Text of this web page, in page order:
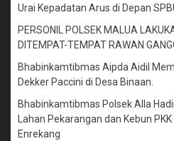
Urai Kepadatan Arus di Depan
PERSONIL POLSEK MALUA
DITEMPAT-TEMPAT RAWAN
Bhabinkamtibmas Aipda Aidil
Dekker Paccini di Desa Binaan.
Bhabinkamtibmas Polsek Alla
Lahan Pekarangan dan Kebun
Enrekang